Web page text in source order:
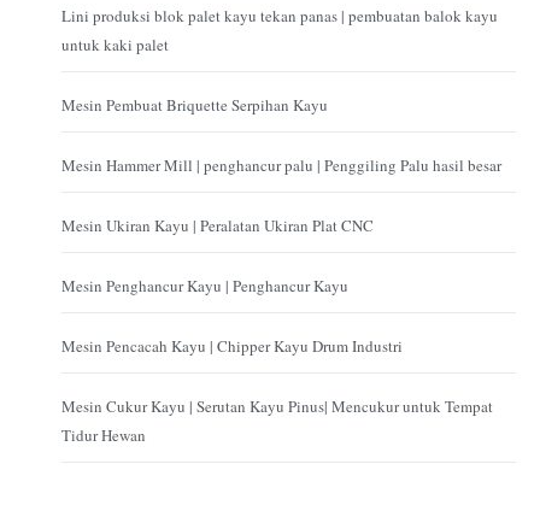
Lini produksi blok palet kayu tekan panas | pembuatan balok kayu
untuk kaki palet
Mesin Pembuat Briquette Serpihan Kayu
Mesin Hammer Mill | penghancur palu | Penggiling Palu hasil besar
Mesin Ukiran Kayu | Peralatan Ukiran Plat CNC
Mesin Penghancur Kayu | Penghancur Kayu
Mesin Pencacah Kayu | Chipper Kayu Drum Industri
Mesin Cukur Kayu | Serutan Kayu Pinus| Mencukur untuk Tempat
Tidur Hewan